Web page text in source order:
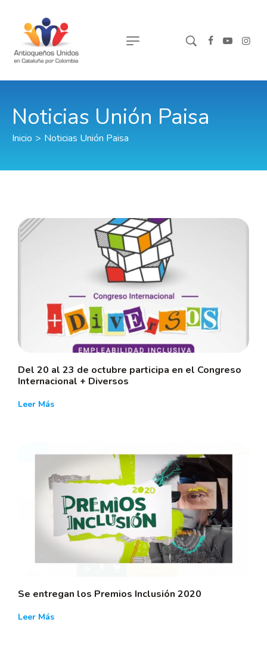
Noticias Unión Paisa
Inicio > Noticias Unión Paisa
Del 20 al 23 de octubre participa en el Congreso
Internacional + Diversos
Leer Más
Se entregan los Premios Inclusión 2020
Leer Más